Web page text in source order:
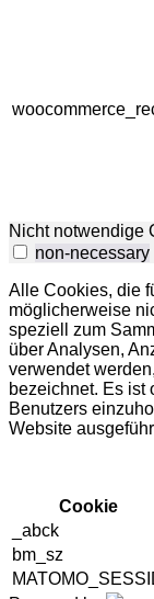
Nicht notwendige
non-necessary
Alle Cookies, die
möglicherweise
speziell zum
über Analysen,
verwendet
bezeichnet. Es ist
Benutzers
Website
Cookie
_abck
bm_sz